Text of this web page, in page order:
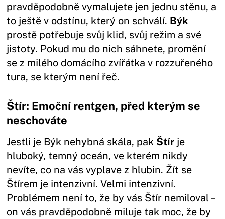
pravděpodobně vymalujete jen jednu stěnu, a
to ještě v odstínu, který on schválí. Býk
prostě potřebuje svůj klid, svůj režim a své
jistoty. Pokud mu do nich sáhnete, promění
se z milého domácího zvířátka v rozzuřeného
tura, se kterým není řeč.
Štír: Emoční rentgen, před kterým se
neschováte
Jestli je Býk nehybná skála, pak Štír je
hluboký, temný oceán, ve kterém nikdy
nevíte, co na vás vyplave z hlubin. Žít se
Štírem je intenzivní. Velmi intenzivní.
Problémem není to, že by vás Štír nemiloval –
on vás pravděpodobně miluje tak moc, že by